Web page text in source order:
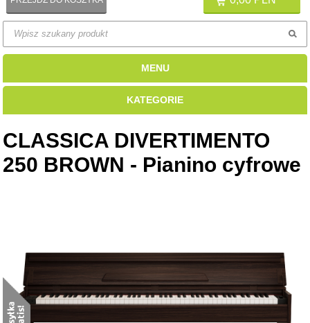
MENU
KATEGORIE
CLASSICA DIVERTIMENTO
250 BROWN - Pianino cyfrowe